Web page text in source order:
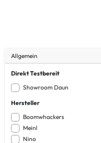
Allgemein
Direkt Testbereit
Showroom Daun
Hersteller
Boomwhackers
Meinl
Nino